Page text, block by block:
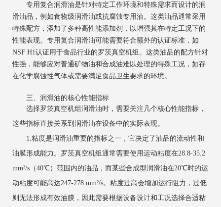
专用复合润滑油是针对特定工作环境和特殊需求而设计的润
滑油品，例如食物级润滑油或抗腐蚀专用油。这类油品通常采用
特殊配方，添加了多种高性能添加剂，以增强其在特定工况下的
性能表现。专用复合润滑油可能需要符合额外的认证标准，如
NSF H1认证用于食品行业的罗茨真空机组。这类油品的配方针对
性强，能够应对普通矿物油和合成油难以处理的特殊工况，如存
在化学腐蚀性气体或需要满足食品卫生要求的环境。
三、润滑油的核心性能指标
选择罗茨真空机组润滑油时，需要关注几个核心性能指标，
这些指标直接关系到润滑油在设备中的实际表现。
1.粘度是润滑油重要的指标之一，它决定了油品的流动性和
油膜形成能力。罗茨真空机组通常需要使用运动粘度在28.8-35.2
mm²/s（40℃）范围内的油品，而某些合成型润滑油在20℃时的运
动粘度可能高达247-278 mm²/s。粘度过高会增加运行阻力，过低
则无法形成有效油膜，因此需要根据设备设计和工况选择合适粘